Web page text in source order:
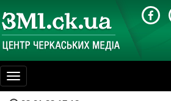
Toggle
navigation